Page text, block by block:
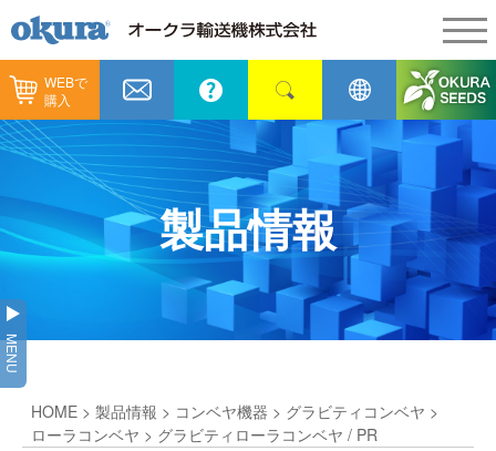
WEBで
購入
製品情報
製品情報
コンベヤ機器
コンベヤ機器を探す
ヒント集
納入事例
納入事例
全業種
飲料
メンテナンス
カタログ／CAD
代表あいさつ
採用情報
ショールーム
製品情報
MENU
HOME > 製品情報 > コンベヤ機器 > グラビティコンベヤ >
ローラコンベヤ > グラビティローラコンベヤ / PR